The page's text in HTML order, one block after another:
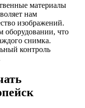
материалы
нам
изображений.
оборудовании, что
снимка.
контроль